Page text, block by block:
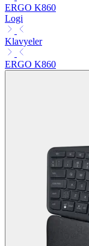
ERGO K860
Logi
Klavyeler
ERGO K860